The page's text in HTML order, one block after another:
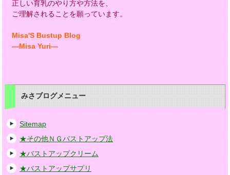
正しい育乳のやり方や方法を、
ご理解されることを願っています。
Misa'S Bustup Blog
―Misa Yuri―
みさブログメニュー
Sitemap
★その他ＮＧバストアップ法
★バストアップクリーム
★バストアップサプリ